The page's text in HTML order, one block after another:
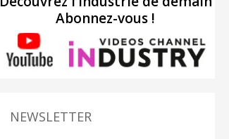
Abonnez-vous !
NEWSLETTER